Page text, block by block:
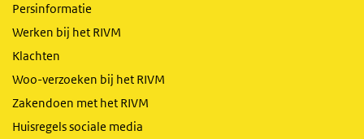
Persinformatie
Werken bij het RIVM
Klachten
Woo-verzoeken bij het RIVM
Zakendoen met het RIVM
Huisregels sociale media